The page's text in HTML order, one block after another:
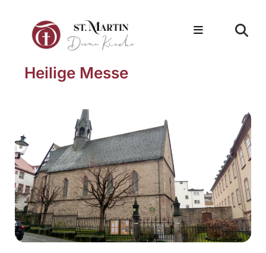
Heilige Messe